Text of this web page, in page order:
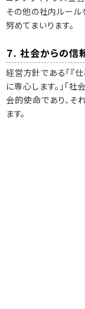
その他の社内ルール
努めてまいります。
７. 社会からの信
経営方針である「『
に専心します。」「
会的使命であり、そ
ます。